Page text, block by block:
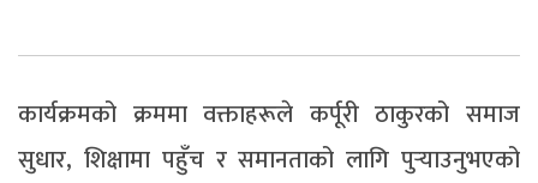
कार्यक्रमको क्रममा वक्ताहरूले कर्पूरी ठाकुरको समाज
सुधार, शिक्षामा पहुँच र समानताको लागि पुर्‍याउनुभएको